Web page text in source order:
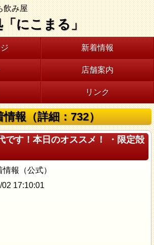
飲み屋
にこまる」
新着情報
店舗案内
リンク
情報（詳細：732）
です！本日のオススメ！ ・限定殻
報（公式）
17:10:01